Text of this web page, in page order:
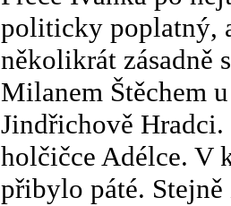
politicky poplatný,
několikrát zásadně
Milanem Štěchem
Jindřichově
holčičce Adélce. V
přibylo páté.